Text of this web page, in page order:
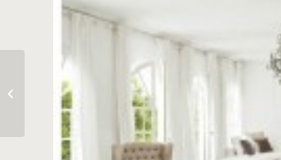
A Colorful Summer